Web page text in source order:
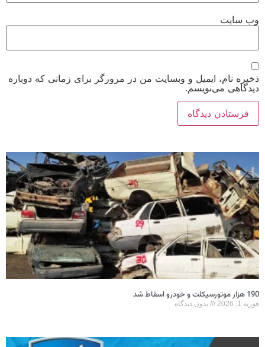
وب‌ سایت
ذخیره نام، ایمیل و وبسایت من در مرورگر برای زمانی که دوباره
دیدگاهی می‌نویسم.
190 هزار موتورسیکلت و خودرو اسقاط شد
فوریه 1, 2026 بدون دیدگاه